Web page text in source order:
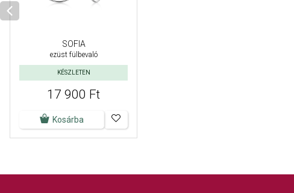
SOFIA
ezüst fülbevaló
KÉSZLETEN
17 900 Ft
Kosárba